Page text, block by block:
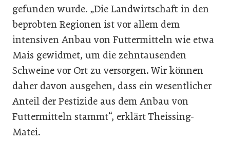
gefunden wurde. „Die Landwirtschaft in den
beprobten Regionen ist vor allem dem
intensiven Anbau von Futtermitteln wie etwa
Mais gewidmet, um die zehntausenden
Schweine vor Ort zu versorgen. Wir können
daher davon ausgehen, dass ein wesentlicher
Anteil der Pestizide aus dem Anbau von
Futtermitteln stammt“, erklärt Theissing-
Matei.